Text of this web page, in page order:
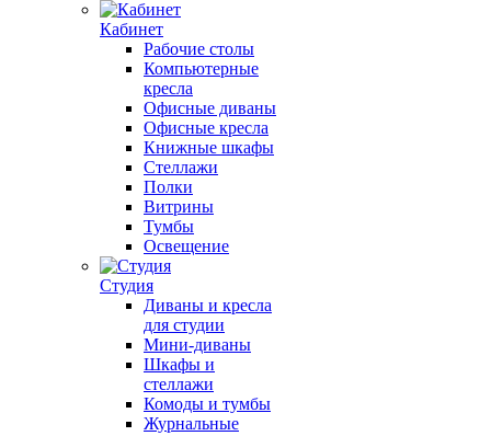
Кабинет
Рабочие столы
Компьютерные
кресла
Офисные диваны
Офисные кресла
Книжные шкафы
Стеллажи
Полки
Витрины
Тумбы
Освещение
Студия
Диваны и кресла
для студии
Мини-диваны
Шкафы и
стеллажи
Комоды и тумбы
Журнальные